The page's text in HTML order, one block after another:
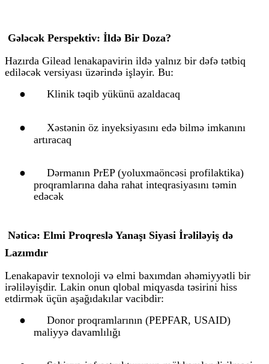
Gələcək Perspektiv: İldə Bir Doza?
Hazırda Gilead lenakapavirin ildə yalnız bir dəfə tətbiq
ediləcək versiyası üzərində işləyir. Bu:
●
Klinik təqib yükünü azaldacaq
●
Xəstənin öz inyeksiyasını edə bilmə imkanını
artıracaq
●
Dərmanın PrEP (yoluxmaöncəsi profilaktika)
proqramlarına daha rahat inteqrasiyasını təmin
edəcək
Nəticə: Elmi Proqreslə Yanaşı Siyasi İrəliləyiş də
Lazımdır
Lenakapavir texnoloji və elmi baxımdan əhəmiyyətli bir
irəliləyişdir. Lakin onun qlobal miqyasda təsirini hiss
etdirmək üçün aşağıdakılar vacibdir:
●
Donor proqramlarının (PEPFAR, USAID)
maliyyə davamlılığı